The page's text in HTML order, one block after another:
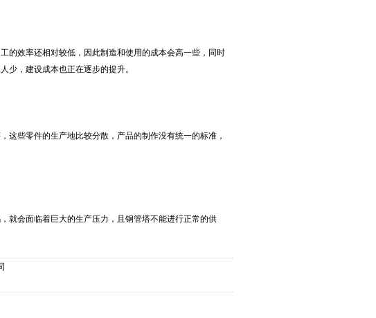
的效率还相对较低，因此制造和使用的成本会高一些，同时
少，建设成本也正在逐步的提升。
这些零件的生产地比较分散，产品的制作没有统一的标准，
就会面临着巨大的生产压力，且钢管塔不能进行正常的供